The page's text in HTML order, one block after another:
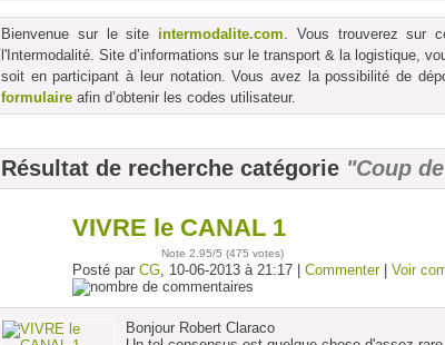
Bienvenue sur le site intermodalite.com. Vous trouverez sur
l'Intermodalité. Site d’informations sur le transport & la logistique,
soit en participant à leur notation. Vous avez la possibilité de
formulaire afin d’obtenir les codes utilisateur.
Résultat de recherche catégorie "Coup
VIVRE le CANAL 1
Note 2.95/5 (475 votes)
Posté par CG, 10-06-2013 à 21:17 | Commenter| Voir
Bonjour Robert Claraco